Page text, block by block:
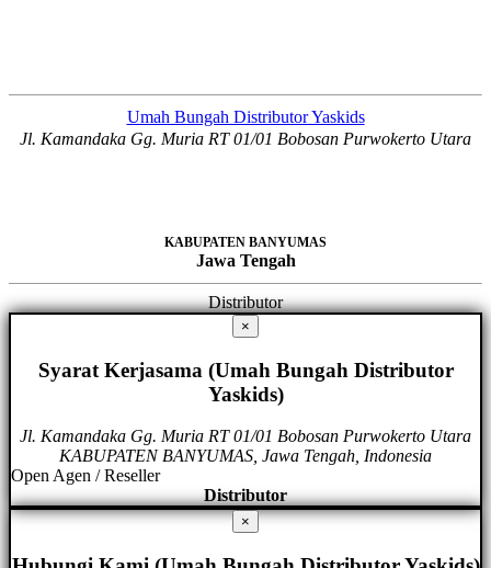
Umah Bungah Distributor Yaskids
Jl. Kamandaka Gg. Muria RT 01/01 Bobosan Purwokerto Utara
KABUPATEN BANYUMAS
Jawa Tengah
Distributor
×
Syarat Kerjasama (Umah Bungah Distributor
Yaskids)
Jl. Kamandaka Gg. Muria RT 01/01 Bobosan Purwokerto Utara
KABUPATEN BANYUMAS, Jawa Tengah, Indonesia
Open Agen / Reseller
Distributor
×